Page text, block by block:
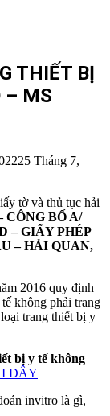
THIẾT BỊ
– MS
25 Tháng 7,
tờ và thủ tục hải
CÔNG BỐ A/
– GIẤY PHÉP
– HẢI QUAN,
2016 quy định
không phải trang
trang thiết bị y
bị y tế không
ĐÂY
invitro là gì,